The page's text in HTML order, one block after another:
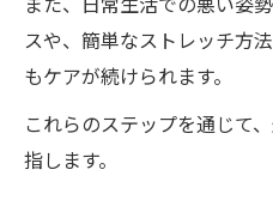
坐骨神経痛改善に
ワイルドボディの
トとその理由
整体の力で坐骨神経痛
スや、簡単なストレッチ方
もケアが続けられます。
これらのステップを通じて
指します。